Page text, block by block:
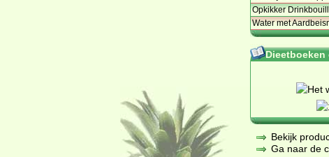
Opkikker
Water met
Bekijk
Ga naar de